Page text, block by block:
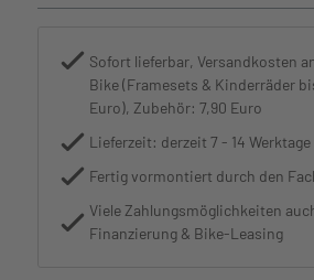
Sofort lieferbar, Versandkosten
Bike (Framesets & Kinderräder
Euro), Zubehör: 7,90 Euro
Lieferzeit: derzeit 7 - 14 Werktage
Fertig vormontiert durch den
Viele Zahlungsmöglichkeiten
Finanzierung & Bike-Leasing